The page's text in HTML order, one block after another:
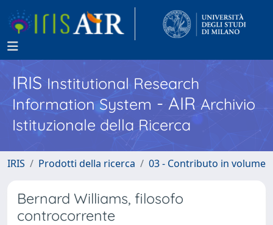
IRISInstitutional Research
Information System - AIR Archivio
Istituzionale della Ricerca
IRIS Prodotti della ricerca 03 - Contributo in volume
Bernard Williams, filosofo
controcorrente